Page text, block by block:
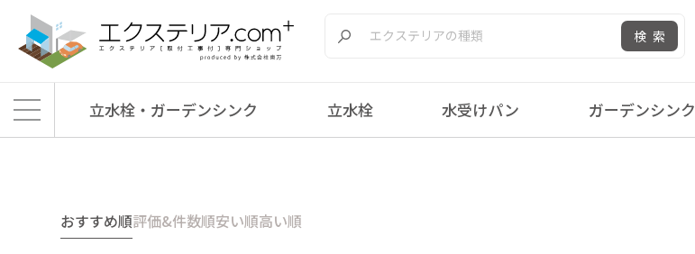
検索
立水栓・ガーデンシンク 立水栓 水受けパン ガーデンシンク
おすすめ順評価&件数順安い順高い順